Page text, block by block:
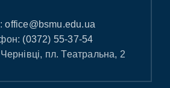
office@bsmu.edu.ua
(0372) 55-37-54
пл. Театральна, 2